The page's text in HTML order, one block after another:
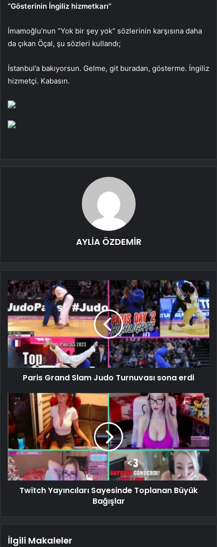
“Gösterinin İngiliz hizmetkarı”
İmamoğlu’nun “Yok bir şey yok” sözlerinin karşısına daha
da çıkan Öçal, şu sözleri kullandı;
İstanbul’a bakıyorsun. Gelme, git buradan, gösterme. İngiliz
hizmetçi. Kabasın.
AYLİA ÖZDEMİR
Paris Grand Slam Judo Turnuvası sona erdi
Twitch Yayıncıları Sayesinde Toplanan Büyük
Bağışlar
İlgili Makaleler